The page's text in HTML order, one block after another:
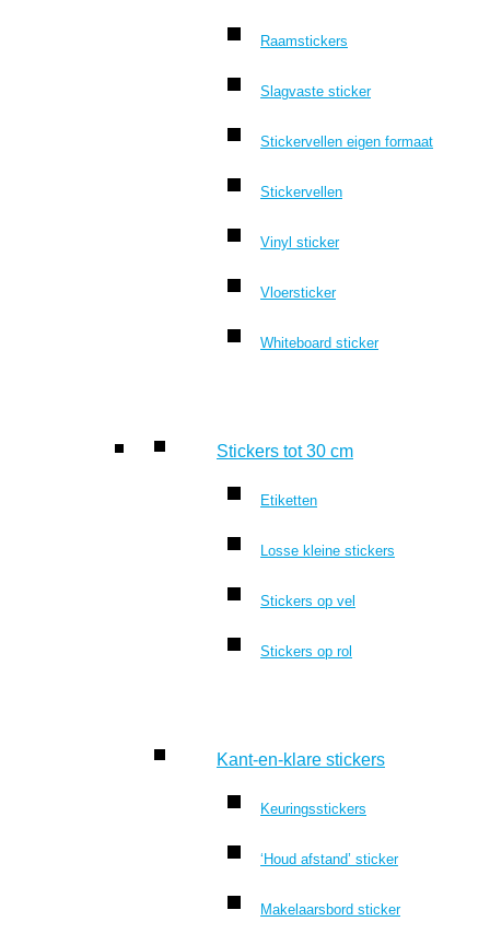
Raamstickers
Slagvaste sticker
Stickervellen eigen formaat
Stickervellen
Vinyl sticker
Vloersticker
Whiteboard sticker
Stickers tot 30 cm
Etiketten
Losse kleine stickers
Stickers op vel
Stickers op rol
Kant-en-klare stickers
Keuringsstickers
‘Houd afstand’ sticker
Makelaarsbord sticker